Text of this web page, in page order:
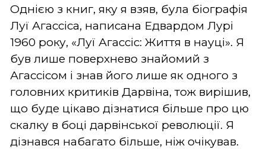
Однією з книг, яку я взяв, була біографія
Луї Агассіса, написана Едвардом Лурі
1960 року, «Луї Агассіс: Життя в науці». Я
був лише поверхнево знайомий з
Агассісом і знав його лише як одного з
головних критиків Дарвіна, тож вирішив,
що буде цікаво дізнатися більше про цю
скалку в боці дарвінської революції. Я
дізнався набагато більше, ніж очікував.